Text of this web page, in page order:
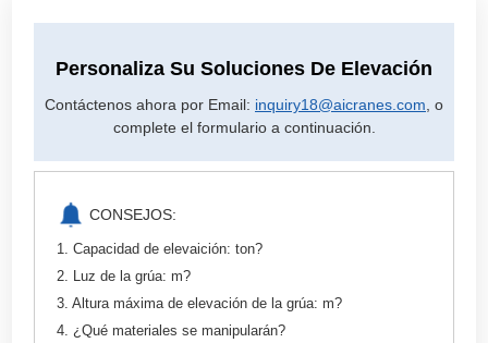
Personaliza Su Soluciones De Elevación
Contáctenos ahora por Email: inquiry18@aicranes.com , o
complete el formulario a continuación.